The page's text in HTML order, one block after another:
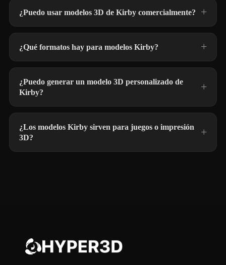
¿Puedo usar modelos 3D de Kirby comercialmente?
¿Qué formatos hay para modelos Kirby?
¿Puedo generar un modelo 3D personalizado de
Kirby?
¿Los modelos Kirby sirven para juegos o impresión
3D?